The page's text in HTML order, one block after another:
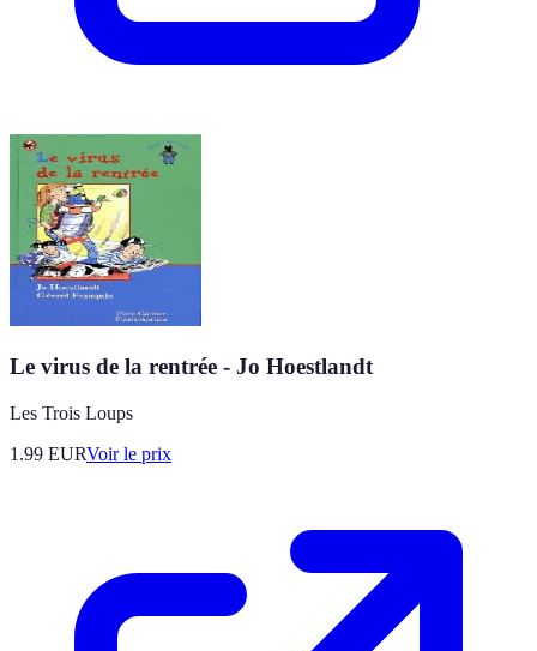
Le virus de la rentrée - Jo Hoestlandt
Les Trois Loups
1.99 EURVoir le prix